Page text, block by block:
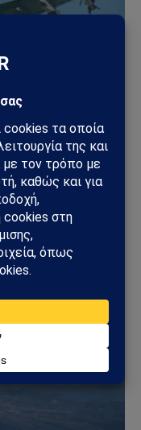
νέα
– Η Μόσχα
φθοράς